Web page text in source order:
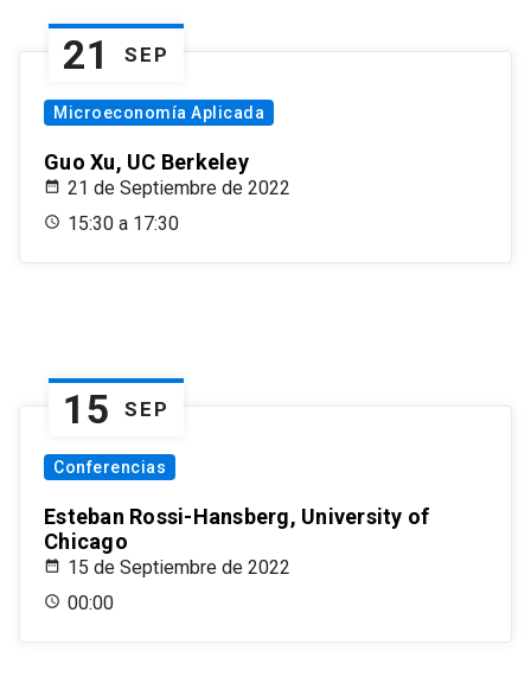
21 SEP
Microeconomía Aplicada
Guo Xu, UC Berkeley
21 de Septiembre de 2022
15:30 a 17:30
15 SEP
Conferencias
Esteban Rossi-Hansberg, University of
Chicago
15 de Septiembre de 2022
00:00